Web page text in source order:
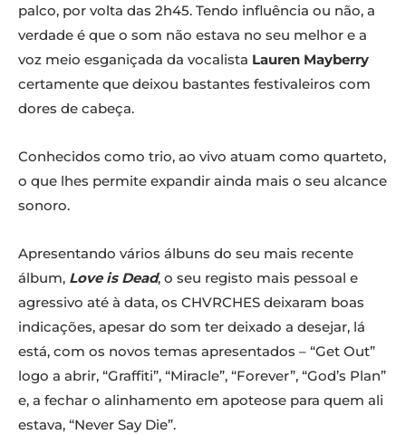
palco, por volta das 2h45. Tendo influência ou não, a
verdade é que o som não estava no seu melhor e a
voz meio esganiçada da vocalista Lauren Mayberry
certamente que deixou bastantes festivaleiros com
dores de cabeça.
Conhecidos como trio, ao vivo atuam como quarteto,
o que lhes permite expandir ainda mais o seu alcance
sonoro.
Apresentando vários álbuns do seu mais recente
álbum, Love is Dead, o seu registo mais pessoal e
agressivo até à data, os CHVRCHES deixaram boas
indicações, apesar do som ter deixado a desejar, lá
está, com os novos temas apresentados – “Get Out”
logo a abrir, “Graffiti”, “Miracle”, “Forever”, “God’s Plan”
e, a fechar o alinhamento em apoteose para quem ali
estava, “Never Say Die”.